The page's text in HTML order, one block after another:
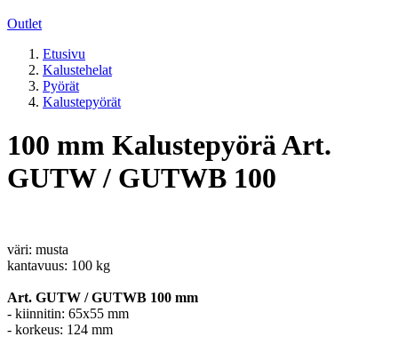
Outlet
Etusivu
Kalustehelat
Pyörät
Kalustepyörät
100 mm Kalustepyörä Art.
GUTW / GUTWB 100
väri: musta
kantavuus: 100 kg
Art. GUTW / GUTWB 100 mm
- kiinnitin: 65x55 mm
- korkeus: 124 mm